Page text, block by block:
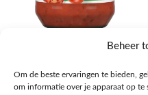
Beheer
Om de beste ervaringen te bieden,
om informatie over je apparaat op
€1,59